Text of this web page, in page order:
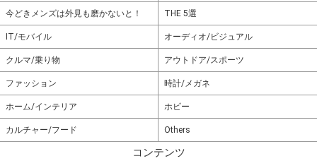
今どきメンズは外見も磨かないと！ THE 5選
IT/モバイル オーディオ/ビジュアル
クルマ/乗り物 アウトドア/スポーツ
ファッション 時計/メガネ
ホーム/インテリア ホビー
カルチャー/フード Others
コンテンツ